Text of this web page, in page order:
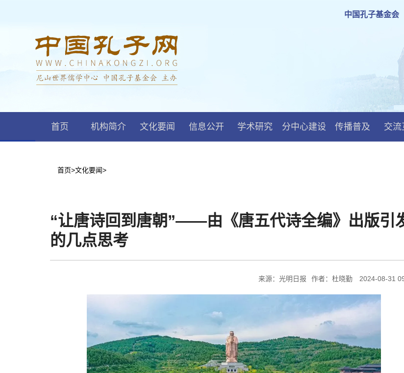
中国孔子基金会
首页 机构简介 文化要闻 信息公开 学术研究 分中心建设 传播普及 交流
首页>文化要闻>
“让唐诗回到唐朝”——由《唐五代诗全编》出版引
的几点思考
来源：光明日报 作者：杜晓勤 2024-08-31